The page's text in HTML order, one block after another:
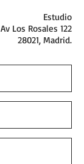
Estudio
Av Los Rosales 122
28021, Madrid.